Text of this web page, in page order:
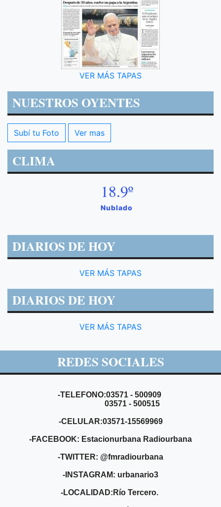
VER MÁS TAPAS
NUESTROS OYENTES
Subí tu Foto Ver mas
CLIMA
18.9º
Nublado
DIARIOS DE HOY
VER MÁS TAPAS
DIARIOS DE HOY
VER MÁS TAPAS
REDES SOCIALES
-TELEFONO:03571 - 500909
03571 - 500515
-CELULAR:03571-15569969
-FACEBOOK: Estacionurbana Radiourbana
-TWITTER: @fmradiourbana
-INSTAGRAM: urbanario3
-LOCALIDAD:Río Tercero.